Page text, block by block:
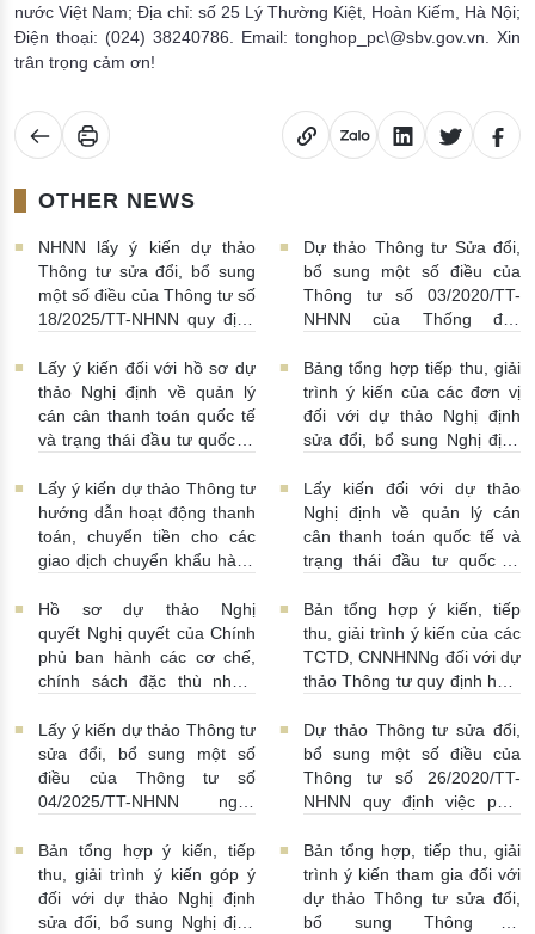
nước Việt Nam; Địa chỉ: số 25 Lý Thường Kiệt, Hoàn Kiếm, Hà Nội;
Điện thoại: (024) 38240786. Email: tonghop_pc\@sbv.gov.vn. Xin
trân trọng cảm ơn!
OTHER NEWS
NHNN lấy ý kiến dự thảo
Thông tư sửa đổi, bổ sung
một số điều của Thông tư số
18/2025/TT-NHNN quy định
sẻ thông tin của Hệ thống
thông tin phục vụ công tác
giám sát hoạt động QTDND
và tổ chức TCVM
Dự thảo Thông tư Sửa đổi,
bổ sung một số điều của
Thông tư số 03/2020/TT-
NHNN của Thống đốc
tiền của NHNN 03/08/2026 |
11:16:00
Lấy ý kiến đối với hồ sơ dự
thảo Nghị định về quản lý
cán cân thanh toán quốc tế
và trạng thái đầu tư quốc tế
10:00:00
Bảng tổng hợp tiếp thu, giải
trình ý kiến của các đơn vị
đối với dự thảo Nghị định
sửa đổi, bổ sung Nghị định
30/07/2026 | 09:09:00
Lấy ý kiến dự thảo Thông tư
hướng dẫn hoạt động thanh
toán, chuyển tiền cho các
giao dịch chuyển khẩu hàng
Lấy kiến đối với dự thảo
Nghị định về quản lý cán
cân thanh toán quốc tế và
trạng thái đầu tư quốc tế
15:00:00
Hồ sơ dự thảo Nghị
quyết Nghị quyết của Chính
phủ ban hành các cơ chế,
chính sách đặc thù nhằm
pháp luật về phòng, chống
rửa tiền nhằm đáp ứng yêu
cầu cấp bách trong thực
hiện cam kết quốc tế về trao
về thuế
22/07/2026 |
14:54:00
Bản tổng hợp ý kiến, tiếp
thu, giải trình ý kiến của các
TCTD, CNNHNNg đối với dự
thảo Thông tư quy định hoạt
nhận tiền gửi, mua, bán có
kỳ hạn GTCG giữa các
TCTD, CNNHNNg
20/07/2026 | 09:32:00
Lấy ý kiến dự thảo Thông tư
sửa đổi, bổ sung một số
điều của Thông tư số
04/2025/TT-NHNN ngày
định thời hạn lưu trữ hồ sơ,
tài liệu ngành Ngân hàng
16/07/2026 | 10:00:00
Dự thảo Thông tư sửa đổi,
bổ sung một số điều của
Thông tư số 26/2020/TT-
NHNN quy định việc phát
của Ngân hàng Nhà nước
16/07/2026 | 09:41:00
Bản tổng hợp ý kiến, tiếp
thu, giải trình ý kiến góp ý
đối với dự thảo Nghị định
sửa đổi, bổ sung Nghị định
Bản tổng hợp, tiếp thu, giải
trình ý kiến tham gia đối với
dự thảo Thông tư sửa đổi,
bổ sung Thông tư